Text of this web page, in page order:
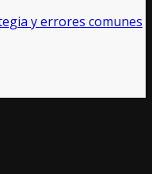
y errores comunes